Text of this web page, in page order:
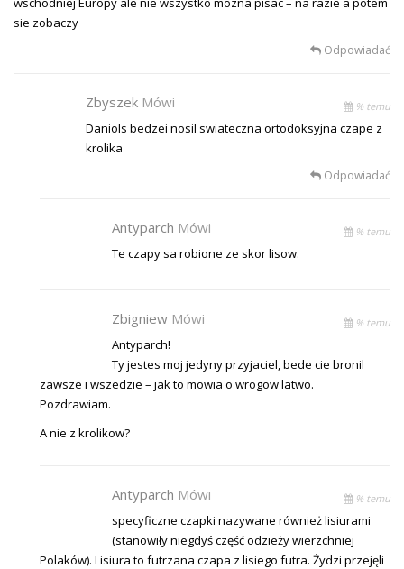
sie zobaczy
Odpowiadać
Zbyszek Mówi % temu
Daniols bedzei nosil swiateczna ortodoksyjna czape z
krolika
Odpowiadać
Antyparch Mówi % temu
Te czapy sa robione ze skor lisow.
Zbigniew Mówi % temu
Antyparch!
Ty jestes moj jedyny przyjaciel, bede cie bronil
zawsze i wszedzie – jak to mowia o wrogow latwo.
Pozdrawiam.
A nie z krolikow?
Antyparch Mówi % temu
specyficzne czapki nazywane również lisiurami
(stanowiły niegdyś część odzieży wierzchniej
Polaków). Lisiura to futrzana czapa z lisiego futra. Żydzi przejęli